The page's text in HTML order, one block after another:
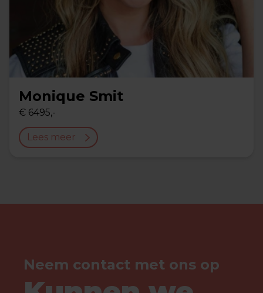
Monique Smit
€ 6495,-
Lees meer
Neem contact met ons op